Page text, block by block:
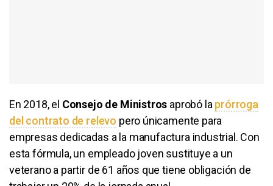
En 2018, el Consejo de Ministros aprobó la prórroga
del contrato de relevo pero únicamente para
empresas dedicadas a la manufactura industrial. Con
esta fórmula, un empleado joven sustituye a un
veterano a partir de 61 años que tiene obligación de